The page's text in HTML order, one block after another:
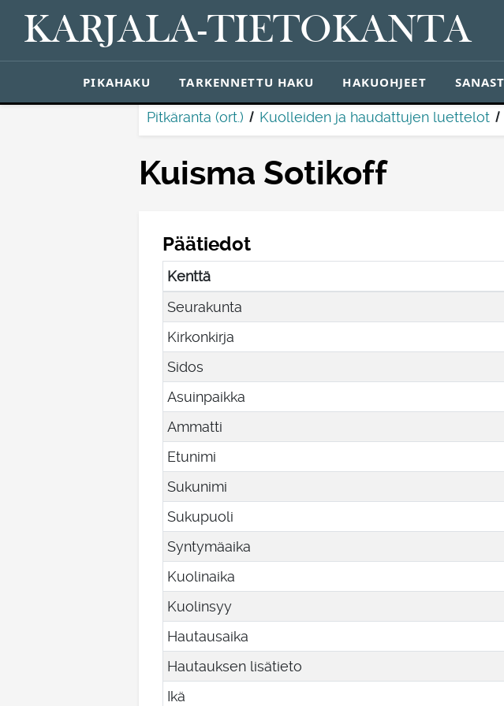
KARJALA-TIETOKANTA
PIKAHAKU TARKENNETTU HAKU HAKUOHJEET
Pitkäranta (ort.) Kuolleiden ja haudattujen luettelot
Kuisma Sotikoff
Päätiedot
Kenttä
Seurakunta
Kirkonkirja
Sidos
Asuinpaikka
Ammatti
Etunimi
Sukunimi
Sukupuoli
Syntymäaika
Kuolinaika
Kuolinsyy
Hautausaika
Hautauksen lisätieto
Ikä